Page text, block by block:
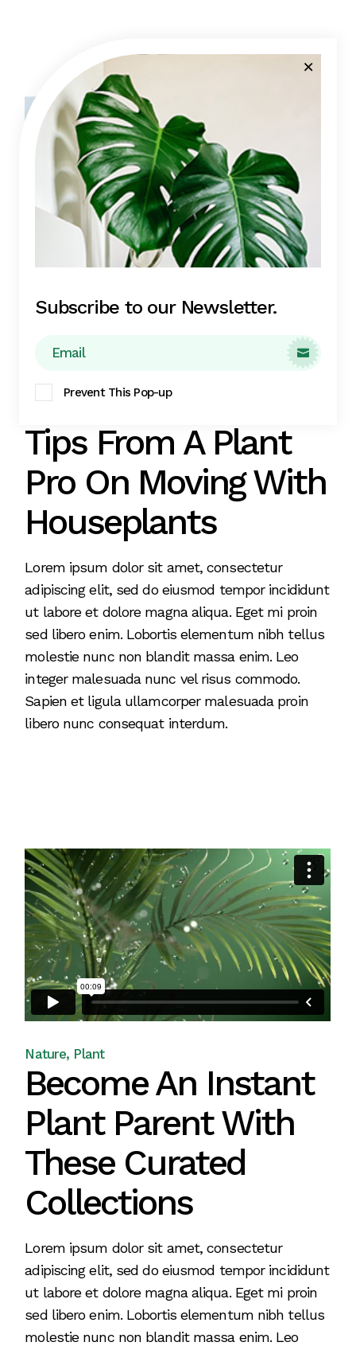
Tips From A Plant
Pro On Moving With
Houseplants
Lorem ipsum dolor sit amet, consectetur
adipiscing elit, sed do eiusmod tempor incididunt
ut labore et dolore magna aliqua. Eget mi proin
sed libero enim. Lobortis elementum nibh tellus
molestie nunc non blandit massa enim. Leo
integer malesuada nunc vel risus commodo.
Sapien et ligula ullamcorper malesuada proin
libero nunc consequat interdum.
Nature Plant
Become An Instant
Plant Parent With
These Curated
Collections
Lorem ipsum dolor sit amet, consectetur
adipiscing elit, sed do eiusmod tempor incididunt
ut labore et dolore magna aliqua. Eget mi proin
sed libero enim. Lobortis elementum nibh tellus
molestie nunc non blandit massa enim. Leo
Subscribe to our Newsletter.

Prevent This Pop-up